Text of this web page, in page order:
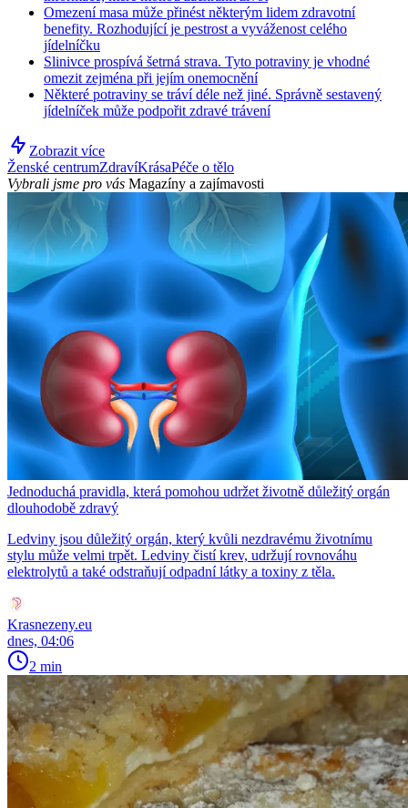
Omezení masa může přinést některým lidem zdravotní
benefity. Rozhodující je pestrost a vyváženost celého
jídelníčku
Slinivce prospívá šetrná strava. Tyto potraviny je vhodné
omezit zejména při jejím onemocnění
Některé potraviny se tráví déle než jiné. Správně sestavený
jídelníček může podpořit zdravé trávení
Zobrazit více
Ženské centrumZdravíKrásaPéče o tělo
Vybrali jsme pro vás Magazíny a zajímavosti
Jednoduchá pravidla, která pomohou udržet životně důležitý orgán
dlouhodobě zdravý
Ledviny jsou důležitý orgán, který kvůli nezdravému životnímu
stylu může velmi trpět. Ledviny čistí krev, udržují rovnováhu
elektrolytů a také odstraňují odpadní látky a toxiny z těla.
Krasnezeny.eu
dnes, 04:06
2 min